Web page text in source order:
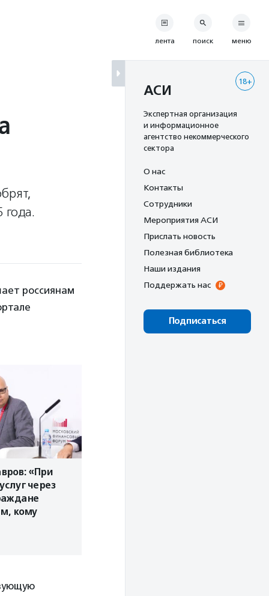
года.
россиянам
«При
через
кому
лента поиск меню
18+
АСИ
Экспертная организация
и информационное
агентство некоммерческого
сектора
О нас
Контакты
Сотрудники
Мероприятия АСИ
Прислать новость
Полезная библиотека
Наши издания
Поддержать нас
Подписаться